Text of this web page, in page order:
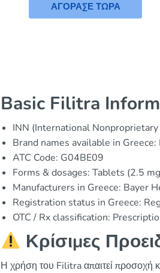
ΑΓΟΡΑΣΕ ΤΩΡΑ
Basic Filitra
INN (International
Brand names available in
ATC Code: G04BE09
Forms & dosages: Tablets (2.5
Manufacturers in Greece: Bayer
Registration status in Greece:
OTC / Rx classification:
Κρίσιμες
Η χρήση του Filitra απαιτεί προσοχή